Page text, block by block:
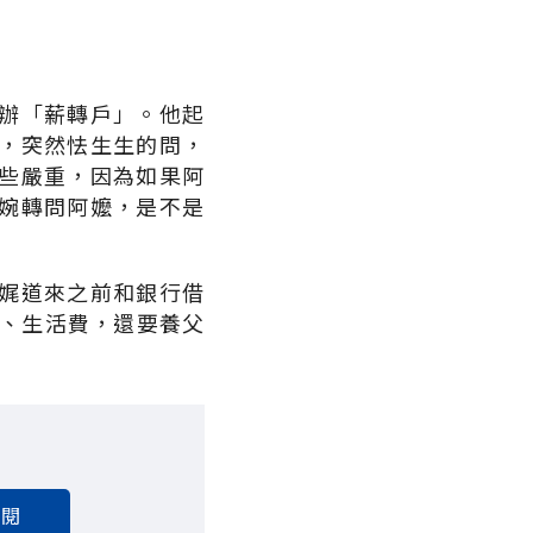
「薪轉戶」。他起
突然怯生生的問，
嚴重，因為如果阿
轉問阿嬤，是不是
道來之前和銀行借
生活費，還要養父